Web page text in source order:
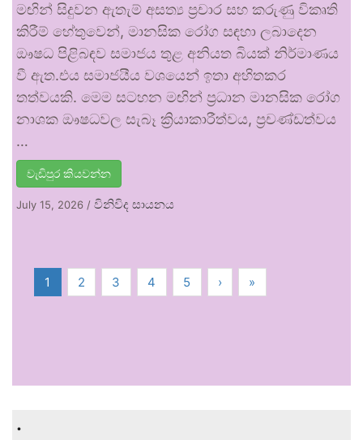
මඟින් සිදුවන ඇතැම් අසත්‍ය ප්‍රචාර සහ කරුණු විකෘති
කිරීම් හේතුවෙන්, මානසික රෝග සඳහා ලබාදෙන
ඖෂධ පිළිබඳව සමාජය තුළ අනියත බියක් නිර්මාණය
වී ඇත.එය සමාජයීය වශයෙන් ඉතා අහිතකර
තත්වයකි. මෙම සටහන මඟින් ප්‍රධාන මානසික රෝග
නාශක ඖෂධවල සැබෑ ක්‍රියාකාරීත්වය, ප්‍රචණ්ඩත්වය
…
වැඩිපුර කියවන්න
July 15, 2026 / විනිවිද සායනය
1 2 3 4 5 › »
.